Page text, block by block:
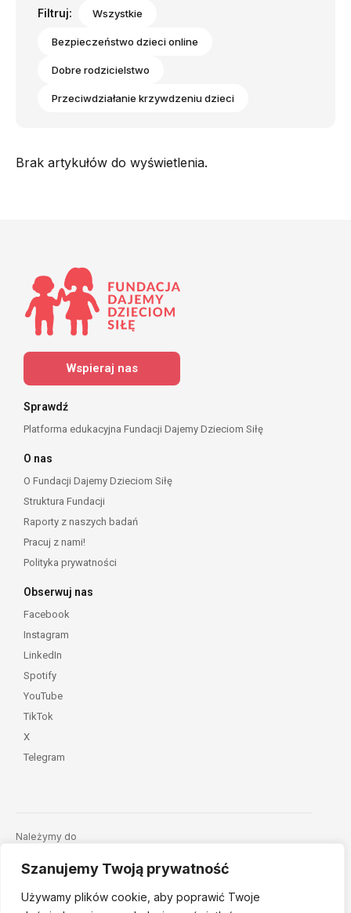
Szanujemy Twoją prywatność
Używamy plików cookie, aby poprawić Twoje
Filtruj: Wszystkie
Bezpieczeństwo dzieci online
Dobre rodzicielstwo
Przeciwdziałanie krzywdzeniu dzieci
Brak artykułów do wyświetlenia.
Wspieraj nas
Sprawdź
Platforma edukacyjna Fundacji Dajemy Dzieciom Siłę
O nas
O Fundacji Dajemy Dzieciom Siłę
Struktura Fundacji
Raporty z naszych badań
Pracuj z nami!
Polityka prywatności
Obserwuj nas
Facebook
Instagram
LinkedIn
Spotify
YouTube
TikTok
X
Telegram
Należymy do